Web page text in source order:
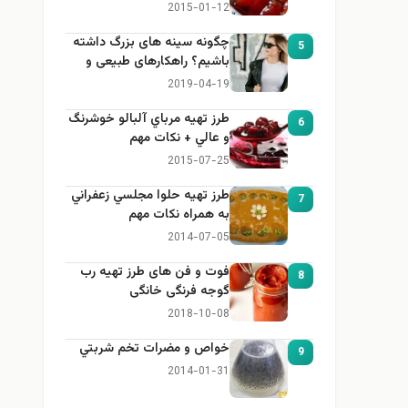
2015-01-12
5
چگونه سینه های بزرگ داشته
باشیم؟ راهکارهای طبیعی و
خانگی برای بزرگ کردن سینه
2019-04-19
6
طرز تهيه مرباي آلبالو خوشرنگ
و عالي + نكات مهم
2015-07-25
7
طرز تهيه حلوا مجلسي زعفراني
به همراه نكات مهم
2014-07-05
8
فوت و فن های طرز تهیه رب
گوجه فرنگی خانگی
2018-10-08
9 خواص و مضرات تخم شربتي
2014-01-31